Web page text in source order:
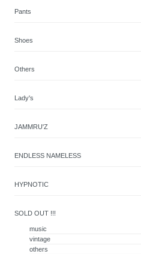
Pants
Shoes
Others
Lady's
JAMMRU'Z
ENDLESS NAMELESS
HYPNOTIC
SOLD OUT !!!
music
vintage
others